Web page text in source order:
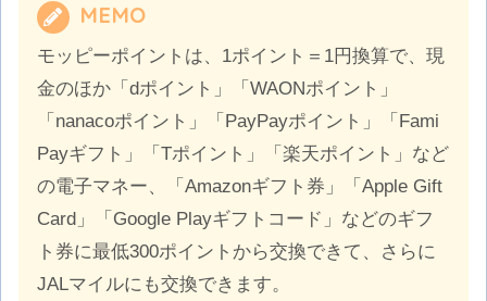
MEMO
モッピーポイントは、1ポイント＝1円換算で、現
金のほか「dポイント」「WAONポイント」
「nanacoポイント」「PayPayポイント」「Fami
Payギフト」「Tポイント」「楽天ポイント」など
の電子マネー、「Amazonギフト券」「Apple Gift
Card」「Google Playギフトコード」などのギフ
ト券に最低300ポイントから交換できて、さらに
JALマイルにも交換できます。